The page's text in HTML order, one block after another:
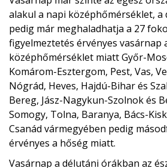
alakul a napi középhőmérséklet, a
pedig már meghaladhatja a 27
figyelmeztetés érvényes vasárnap
középhőmérséklet miatt Győr-
Komárom-Esztergom, Pest, Vas,
Nógrád, Heves, Hajdú-Bihar és
Bereg, Jász-Nagykun-Szolnok és
Somogy, Tolna, Baranya, Bács-
Csanád vármegyében pedig
érvényes a hőség miatt.
Vasárnap a délutáni órákban az